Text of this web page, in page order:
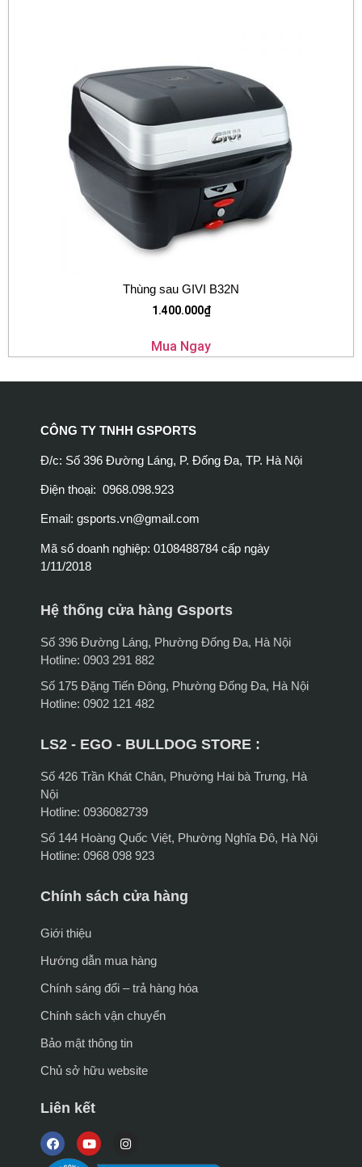
Thùng sau GIVI B32N
1.400.000₫
Mua Ngay
CÔNG TY TNHH GSPORTS
Đ/c: Số 396 Đường Láng, P. Đống Đa, TP. Hà Nội
Điện thoại: 0968.098.923
Email: gsports.vn@gmail.com
Mã số doanh nghiệp: 0108488784 cấp ngày
1/11/2018
Hệ thống cửa hàng Gsports
Số 396 Đường Láng, Phường Đống Đa, Hà Nội
Hotline: 0903 291 882
Số 175 Đặng Tiến Đông, Phường Đống Đa, Hà Nội
Hotline: 0902 121 482
LS2 - EGO - BULLDOG STORE :
Số 426 Trần Khát Chân, Phường Hai bà Trưng, Hà
Nội
Hotline: 0936082739
Số 144 Hoàng Quốc Việt, Phường Nghĩa Đô, Hà Nội
Hotline: 0968 098 923
Chính sách cửa hàng
Giới thiệu
Hướng dẫn mua hàng
Chính sáng đổi – trả hàng hóa
Chính sách vận chuyển
Bảo mật thông tin
Chủ sở hữu website
Liên kết